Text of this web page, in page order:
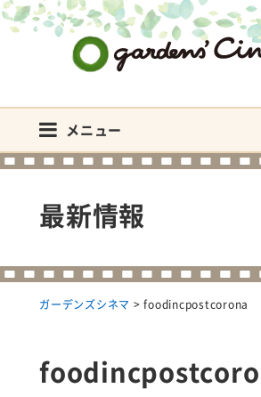
メニュー
最新情報
ガーデンズシネマ >foodincpostcorona